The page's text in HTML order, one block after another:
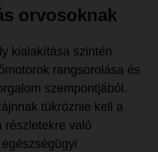
orvosoknak
kialakítása szintén
rangsorolása és
szempontjából.
tükröznie kell a
részletekre való